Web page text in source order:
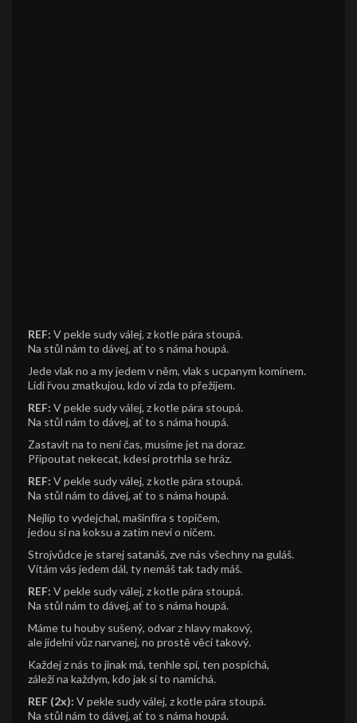
REF: V pekle sudy válej, z kotle pára stoupá.
Na stůl nám to dávej, ať to s náma houpá.
Jede vlak no a my jedem v něm, vlak s ucpanym komínem.
Lidi řvou zmatkujou, kdo ví zda to přežijem.
REF: V pekle sudy válej, z kotle pára stoupá.
Na stůl nám to dávej, ať to s náma houpá.
Zastavit na to není čas, musíme jet na doraz.
Připoutat nekecat, kdesi protrhla se hráz.
REF: V pekle sudy válej, z kotle pára stoupá.
Na stůl nám to dávej, ať to s náma houpá.
Nejlíp to vydejchal, mašinfíra s topičem,
jedou si na koksu a zatim neví o ničem.
Strojvůdce je starej satanáš, zve nás všechny na guláš.
Vítám vás jedem dál, ty nemáš tak tady máš.
REF: V pekle sudy válej, z kotle pára stoupá.
Na stůl nám to dávej, ať to s náma houpá.
Máme tu houby sušený, odvar z hlavy makový,
ale jídelní vůz narvanej, no prostě věci takový.
Každej z nás to jinak má, tenhle spí, ten pospíchá,
záleží na každym, kdo jak si to namíchá.
REF (2x): V pekle sudy válej, z kotle pára stoupá.
Na stůl nám to dávej, ať to s náma houpá.